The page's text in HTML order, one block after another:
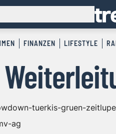
FINANZEN LIFESTYLE
tuerkis-gruen-
ag